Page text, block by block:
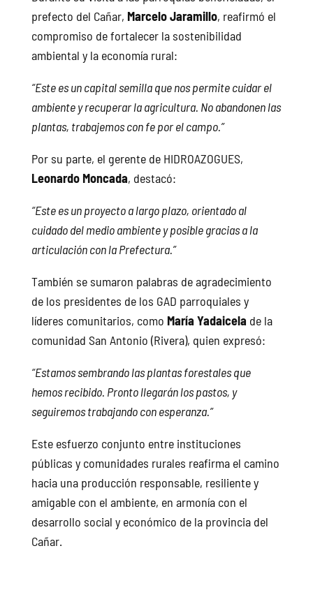
prefecto del Cañar, Marcelo Jaramillo, reafirmó el
compromiso de fortalecer la sostenibilidad
ambiental y la economía rural:
“Este es un capital semilla que nos permite cuidar el
ambiente y recuperar la agricultura. No abandonen las
plantas, trabajemos con fe por el campo.”
Por su parte, el gerente de HIDROAZOGUES,
Leonardo Moncada, destacó:
“Este es un proyecto a largo plazo, orientado al
cuidado del medio ambiente y posible gracias a la
articulación con la Prefectura.”
También se sumaron palabras de agradecimiento
de los presidentes de los GAD parroquiales y
líderes comunitarios, como María Yadaicela de la
comunidad San Antonio (Rivera), quien expresó:
“Estamos sembrando las plantas forestales que
hemos recibido. Pronto llegarán los pastos, y
seguiremos trabajando con esperanza.”
Este esfuerzo conjunto entre instituciones
públicas y comunidades rurales reafirma el camino
hacia una producción responsable, resiliente y
amigable con el ambiente, en armonía con el
desarrollo social y económico de la provincia del
Cañar.